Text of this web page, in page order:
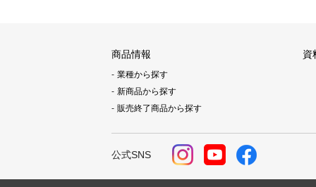
商品情報
業種から探す
新商品から探す
販売終了商品から探す
資
公式SNS